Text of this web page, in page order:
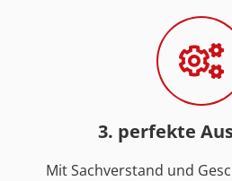
3. perfekte
Mit Sachverstand und